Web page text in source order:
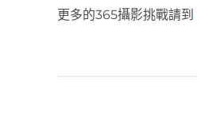
更多的365攝影挑戰請到